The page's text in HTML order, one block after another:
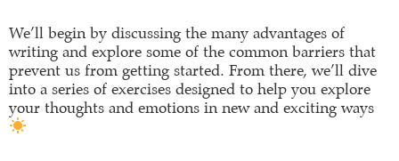
We’ll begin by discussing the many advantages of
writing and explore some of the common barriers that
prevent us from getting started. From there, we’ll dive
into a series of exercises designed to help you explore
your thoughts and emotions in new and exciting ways